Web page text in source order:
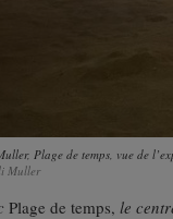
Plage de temps, vue de
Muller
Plage de temps, le